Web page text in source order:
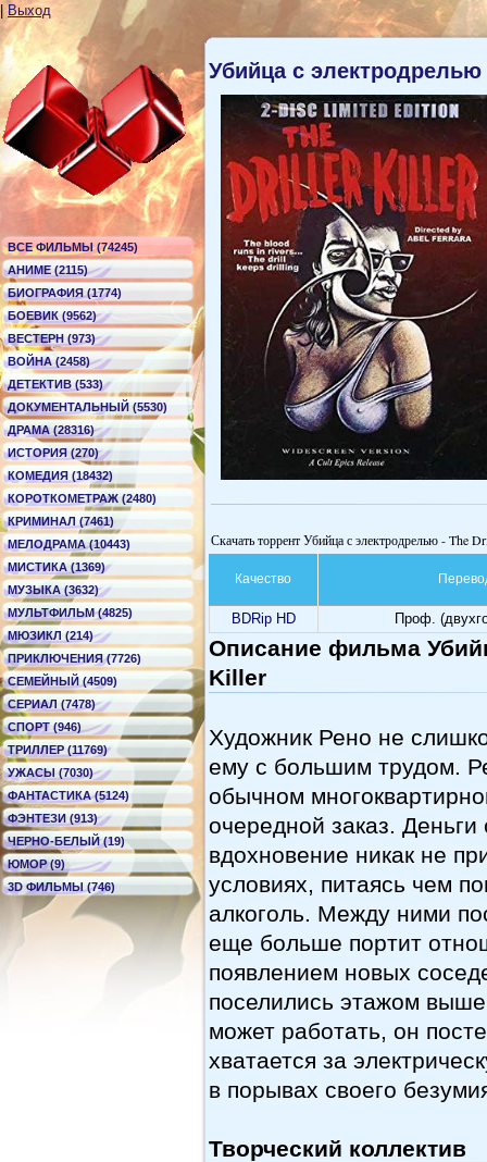
Выход
ВСЕ ФИЛЬМЫ (74245)
АНИМЕ (2115)
БИОГРАФИЯ (1774)
БОЕВИК (9562)
ВЕСТЕРН (973)
ВОЙНА (2458)
ДЕТЕКТИВ (533)
ДОКУМЕНТАЛЬНЫЙ (5530)
ДРАМА (28316)
ИСТОРИЯ (270)
КОМЕДИЯ (18432)
КОРОТКОМЕТРАЖ (2480)
КРИМИНАЛ (7461)
МЕЛОДРАМА (10443)
МИСТИКА (1369)
МУЗЫКА (3632)
МУЛЬТФИЛЬМ (4825)
МЮЗИКЛ (214)
ПРИКЛЮЧЕНИЯ (7726)
СЕМЕЙНЫЙ (4509)
СЕРИАЛ (7478)
СПОРТ (946)
ТРИЛЛЕР (11769)
УЖАСЫ (7030)
ФАНТАСТИКА (5124)
ФЭНТЕЗИ (913)
ЧЕРНО-БЕЛЫЙ (19)
ЮМОР (9)
3D ФИЛЬМЫ (746)
Убийца с электродрелью
Скачать торрент Убийца с электродрелью - The
Качество
BDRip HD Проф.
Описание фильма
Killer
Художник Рено не
ему с большим трудом.
обычном
очередной заказ.
вдохновение никак не
условиях, питаясь чем
алкоголь. Между ними
еще больше портит
появлением новых
поселились этажом
может работать, он
хватается за
в порывах своего
Творческий коллектив